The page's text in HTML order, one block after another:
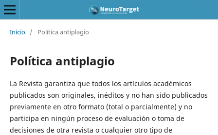
Inicio / Política antiplagio
Política antiplagio
La Revista garantiza que todos los artículos académicos
publicados son originales, inéditos y no han sido publicados
previamente en otro formato (total o parcialmente) y no
participa en ningún proceso de evaluación o toma de
decisiones de otra revista o cualquier otro tipo de